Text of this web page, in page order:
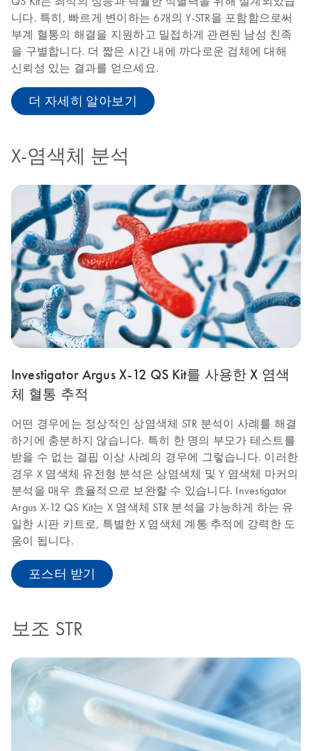
니다. 특히, 빠르게 변이하는 6개의 Y-STR을 포함함으로써
부계 혈통의 해결을 지원하고 밀접하게 관련된 남성 친족
을 구별합니다. 더 짧은 시간 내에 까다로운 검체에 대해
신뢰성 있는 결과를 얻으세요.
더 자세히 알아보기
X-염색체 분석
Investigator Argus X-12 QS Kit를 사용한 X 염색
체 혈통 추적
어떤 경우에는 정상적인 상염색체 STR 분석이 사례를 해결
하기에 충분하지 않습니다. 특히 한 명의 부모가 테스트를
받을 수 없는 결핍 이상 사례의 경우에 그렇습니다. 이러한
경우 X 염색체 유전형 분석은 상염색체 및 Y 염색체 마커의
분석을 매우 효율적으로 보완할 수 있습니다. Investigator
Argus X-12 QS Kit는 X 염색체 STR 분석을 가능하게 하는 유
일한 시판 키트로, 특별한 X 염색체 계통 추적에 강력한 도
움이 됩니다.
포스터 받기
보조 STR